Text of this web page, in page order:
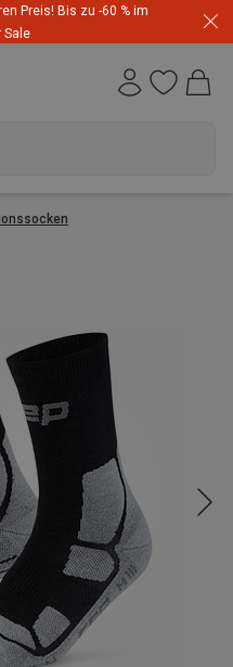
Preis! Bis zu -60 % im
Sale